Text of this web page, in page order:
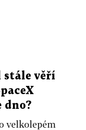
stále věří
dno?
velkolepém